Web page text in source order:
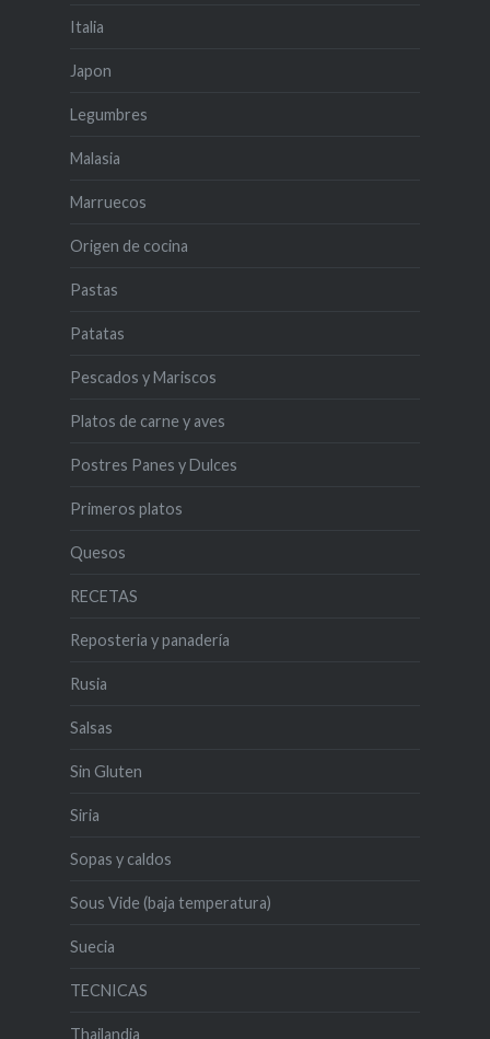
Italia
Japon
Legumbres
Malasia
Marruecos
Origen de cocina
Pastas
Patatas
Pescados y Mariscos
Platos de carne y aves
Postres Panes y Dulces
Primeros platos
Quesos
RECETAS
Reposteria y panadería
Rusia
Salsas
Sin Gluten
Siria
Sopas y caldos
Sous Vide (baja temperatura)
Suecia
TECNICAS
Thailandia